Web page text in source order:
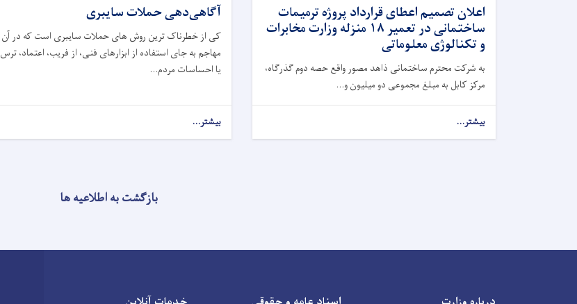
اعلان تصمیم اعطای قرارداد پروژه ترمیمات
ساختمانی در تعمیر ۱۸ منزله وزارت مخابرات
و تکنالوژی معلوماتی
به شرکت محترم ساختمانی ذاهد مصور واقع حصه دوم گذرگاه،
مرکز کابل به مبلغ مجموعی دو میلیون و...
بیشتر...
آگاهی‌دهی حملات سایبری
کی از خطرناک ‌ترین روش ‌های حملات سایبری است که در آن
مهاجم به ‌جای استفاده از ابزارهای فنی، از فریب، اعتماد، ترس
یا احساسات مردم...
بیشتر...
بازگشت به اطلاعیه ها